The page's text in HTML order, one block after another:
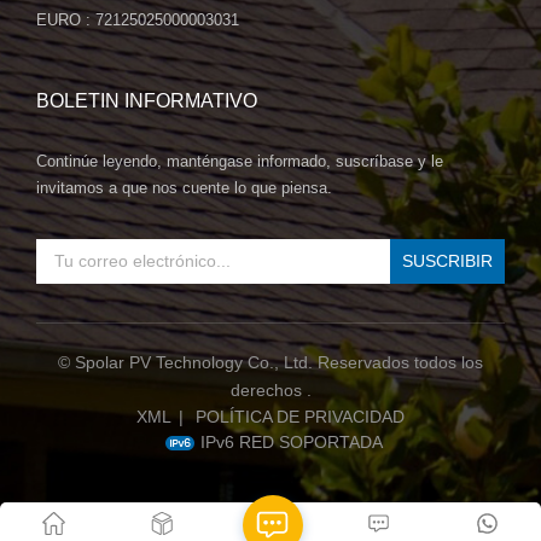
con la arquitectura está ganando impulso, prometiendo un
futuro sostenible y con bajas emisiones de carbono para la
construcción, con la serie BIPV de SpolarPV a la cabeza.
EURO : 72125025000003031
BOLETIN INFORMATIVO
Continúe leyendo, manténgase informado, suscríbase y le
invitamos a que nos cuente lo que piensa.
© Spolar PV Technology Co., Ltd. Reservados todos los
derechos .
XML |
POLÍTICA DE PRIVACIDAD
IPv6 RED SOPORTADA